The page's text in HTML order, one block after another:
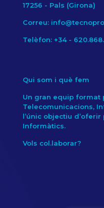
17256 - Pals (Girona)
Correu:
Telèfon: +34 -
Qui som i què fem
Un gran equip format
Telecomunicacions,
l’únic objectiu
Informàtics.
Vols col.laborar?